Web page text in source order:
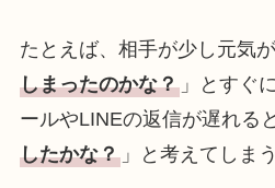
たとえば、相手が少し元気
しまったのかな？」とすぐ
ールやLINEの返信が遅れる
したかな？」と考えてしま